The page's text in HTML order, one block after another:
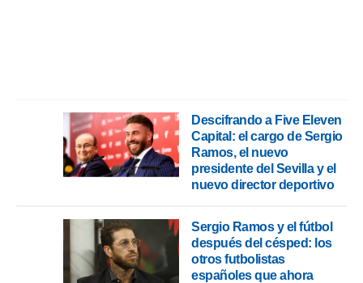
Descifrando a Five Eleven
Capital: el cargo de Sergio
Ramos, el nuevo
presidente del Sevilla y el
nuevo director deportivo
Sergio Ramos y el fútbol
después del césped: los
otros futbolistas
españoles que ahora